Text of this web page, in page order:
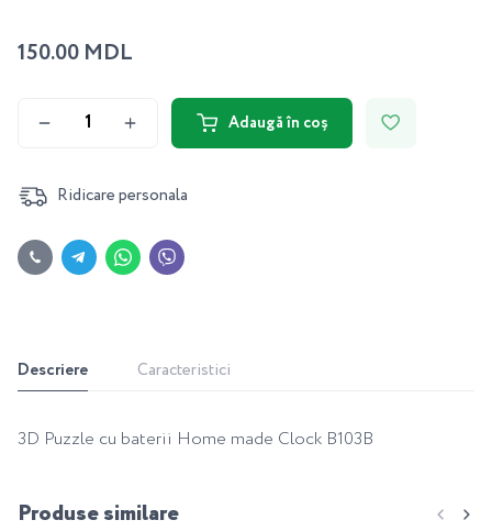
150.00 MDL
Adaugă în coș
Ridicare personala
Descriere Caracteristici
3D Puzzle cu baterii Home made Clock B103B
Produse similare